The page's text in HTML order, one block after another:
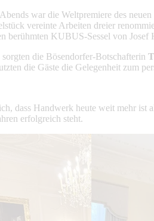
war die Weltpremiere des neuen
vereinte Arbeiten dreier
berühmten KUBUS-Sessel von
die Bösendorfer-Botschafterin
die Gäste die Gelegenheit zum
dass Handwerk heute weit mehr
erfolgreich steht.